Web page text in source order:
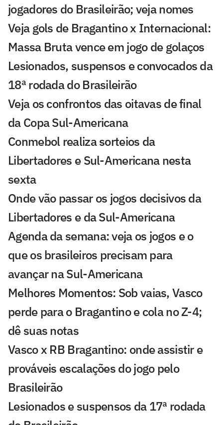
jogadores do Brasileirão; veja nomes
Veja gols de Bragantino x Internacional:
Massa Bruta vence em jogo de golaços
Lesionados, suspensos e convocados da
18ª rodada do Brasileirão
Veja os confrontos das oitavas de final
da Copa Sul-Americana
Conmebol realiza sorteios da
Libertadores e Sul-Americana nesta
sexta
Onde vão passar os jogos decisivos da
Libertadores e da Sul-Americana
Agenda da semana: veja os jogos e o
que os brasileiros precisam para
avançar na Sul-Americana
Melhores Momentos: Sob vaias, Vasco
perde para o Bragantino e cola no Z-4;
dê suas notas
Vasco x RB Bragantino: onde assistir e
prováveis escalações do jogo pelo
Brasileirão
Lesionados e suspensos da 17ª rodada